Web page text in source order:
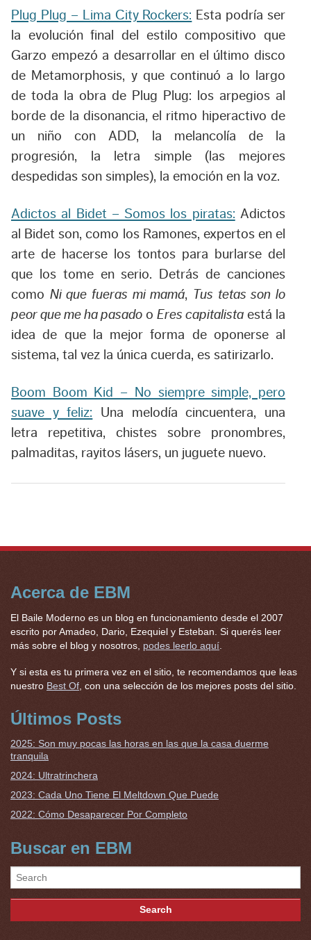
Plug Plug – Lima City Rockers: Esta podría ser
la evolución final del estilo compositivo que
Garzo empezó a desarrollar en el último disco
de Metamorphosis, y que continuó a lo largo
de toda la obra de Plug Plug: los arpegios al
borde de la disonancia, el ritmo hiperactivo de
un niño con ADD, la melancolía de la
progresión, la letra simple (las mejores
despedidas son simples), la emoción en la voz.
Adictos al Bidet – Somos los piratas: Adictos
al Bidet son, como los Ramones, expertos en el
arte de hacerse los tontos para burlarse del
que los tome en serio. Detrás de canciones
como Ni que fueras mi mamá, Tus tetas son lo
peor que me ha pasado o Eres capitalistaestá la
idea de que la mejor forma de oponerse al
sistema, tal vez la única cuerda, es satirizarlo.
Boom Boom Kid – No siempre simple, pero
suave y feliz: Una melodía cincuentera, una
letra repetitiva, chistes sobre pronombres,
palmaditas, rayitos lásers, un juguete nuevo.
Acerca de EBM
El Baile Moderno es un blog en funcionamiento desde el 2007
escrito por Amadeo, Dario, Ezequiel y Esteban. Si querés leer
más sobre el blog y nosotros, podes leerlo aquí.
Y si esta es tu primera vez en el sitio, te recomendamos que leas
nuestro Best Of, con una selección de los mejores posts del sitio.
Últimos Posts
2025: Son muy pocas las horas en las que la casa duerme
tranquila
2024: Ultratrinchera
2023: Cada Uno Tiene El Meltdown Que Puede
2022: Cómo Desaparecer Por Completo
Buscar en EBM